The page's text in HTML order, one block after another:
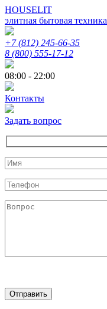
HOUSELIT
элитная бытовая техника
+7 (812) 245-66-35
8 (800) 555-17-12
08:00 - 22:00
Контакты
Задать вопрос